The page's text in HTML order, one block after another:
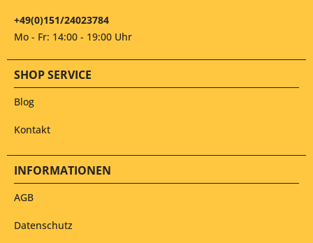
+49(0)151/24023784
Mo - Fr: 14:00 - 19:00 Uhr
SHOP SERVICE
Blog
Kontakt
INFORMATIONEN
AGB
Datenschutz